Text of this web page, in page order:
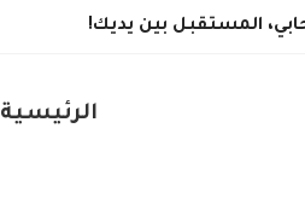
المستقبل بين يديك!
الرئيسية